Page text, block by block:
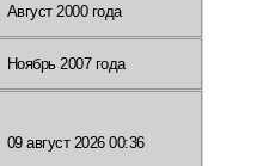
Август 2000 года
Ноябрь 2007 года
09 август 2026 00:36